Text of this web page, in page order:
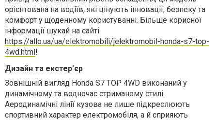
орієнтована на водіїв, які цінують інновації, безпеку та
комфорт у щоденному користуванні. Більше корисної
інформації шукай на сайті
https://allo.ua/ua/elektromobili/jelektromobil-honda-s7-top-
4wd.html!
Дизайн та екстер’єр
Зовнішній вигляд Honda S7 TOP 4WD виконаний у
динамічному та водночас стриманому стилі.
Аеродинамічні лінії кузова не лише підкреслюють
спортивний характер електромобіля, а й сприяють